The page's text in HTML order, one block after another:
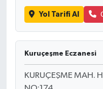
Yol Tarifi Al
Kuruçeşme Eczanesi
KURUÇEŞME MAH.